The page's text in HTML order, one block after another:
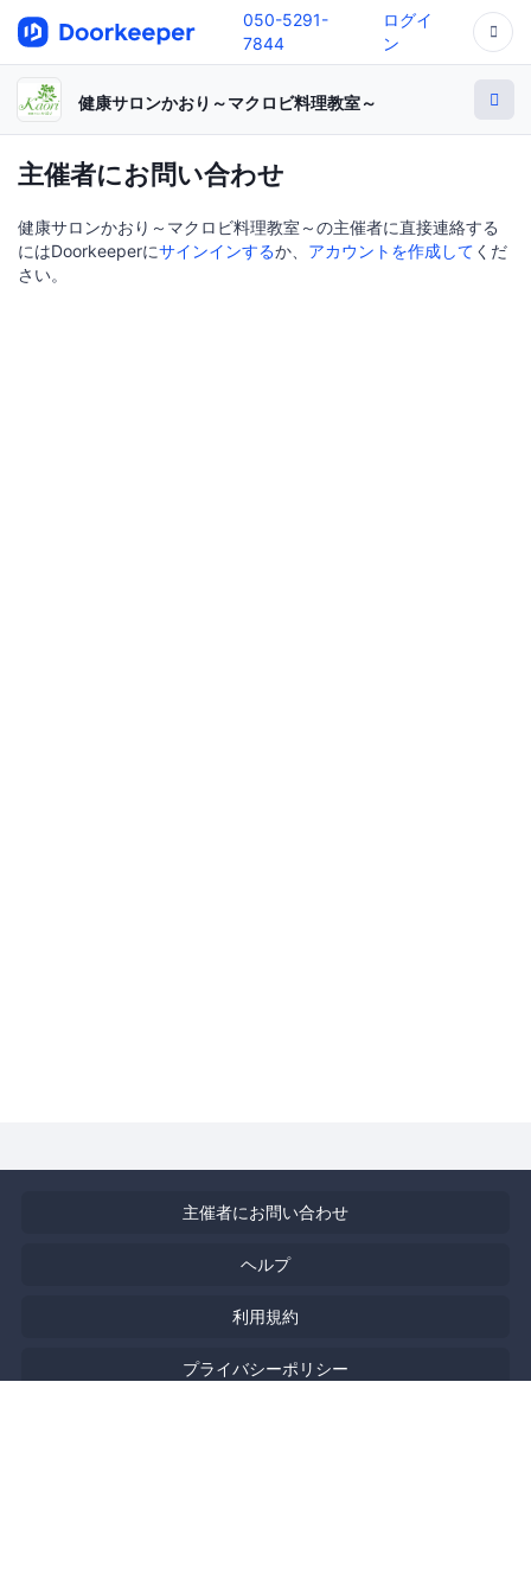
050-5291-
7844
ログイ
ン
健康サロンかおり～マクロビ料理教室～
主催者にお問い合わせ
健康サロンかおり～マクロビ料理教室～の主催者に直接連絡する
にはDoorkeeperにサインインするか、 アカウントを作成して くだ
さい。
主催者にお問い合わせ
ヘルプ
利用規約
プライバシーポリシー